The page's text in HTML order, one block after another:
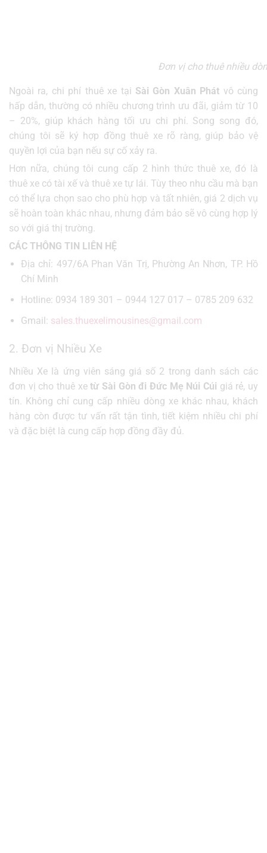
Đơn vị cho thuê nhiều
Ngoài ra, chi phí thuê xe tại Sài Gòn Xuân Phát vô cùng
hấp dẫn, thường có nhiều chương trình ưu đãi, giảm từ 10
– 20%, giúp khách hàng tối ưu chi phí. Song song đó,
chúng tôi sẽ ký hợp đồng thuê xe rõ ràng, giúp bảo vệ
quyền lợi của bạn nếu sự cố xảy ra.
Hơn nữa, chúng tôi cung cấp 2 hình thức thuê xe, đó là
thuê xe có tài xế và thuê xe tự lái. Tùy theo nhu cầu mà bạn
có thể lựa chọn sao cho phù hợp và tất nhiên, giá 2 dịch vụ
sẽ hoàn toàn khác nhau, nhưng đảm bảo sẽ vô cùng hợp lý
so với giá thị trường.
CÁC THÔNG TIN LIÊN HỆ
Địa chỉ: 497/6A Phan Văn Trị, Phường An Nhơn, TP. Hồ
Chí Minh
Hotline: 0934 189 301 – 0944 127 017 – 0785 209 632
Gmail: sales.thuexelimousines@gmail.com
2. Đơn vị Nhiều Xe
Nhiều Xe là ứng viên sáng giá số 2 trong danh sách các
đơn vị cho thuê xetừ Sài Gòn đi Đức Mẹ Núi Cúi giá rẻ, uy
tín. Không chỉ cung cấp nhiều dòng xe khác nhau, khách
hàng còn được tư vấn rất tận tình, tiết kiệm nhiều chi phí
và đặc biệt là cung cấp hợp đồng đầy đủ.